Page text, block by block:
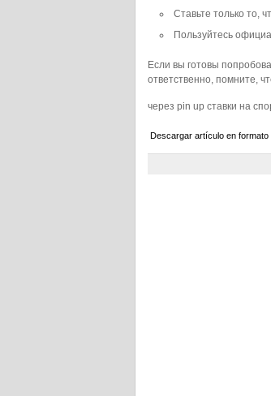
Ставьте только то,
Пользуйтесь
Если вы готовы
ответственно, помните,
через pin up ставки на
Descargar artículo en formato